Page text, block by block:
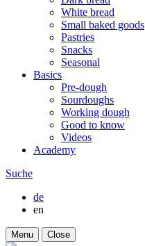
White bread
Small baked goods
Pastries
Snacks
Seasonal
Basics
Pre-dough
Sourdoughs
Working dough
Good to know
Videos
Academy
Suche
de
en
Menu Close